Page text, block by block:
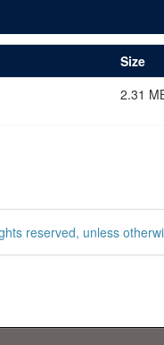
Size
2.31
reserved, unless